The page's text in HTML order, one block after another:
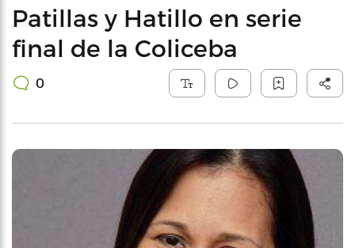
Patillas y Hatillo en serie
final de la Coliceba
0